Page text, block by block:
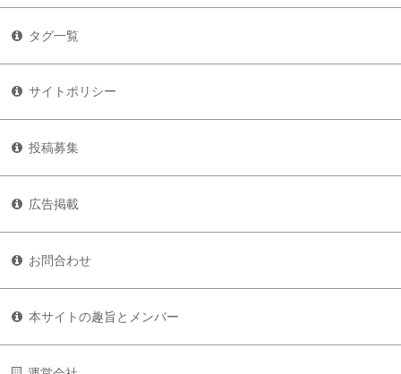
タグ一覧
サイトポリシー
投稿募集
広告掲載
お問合わせ
本サイトの趣旨とメンバー